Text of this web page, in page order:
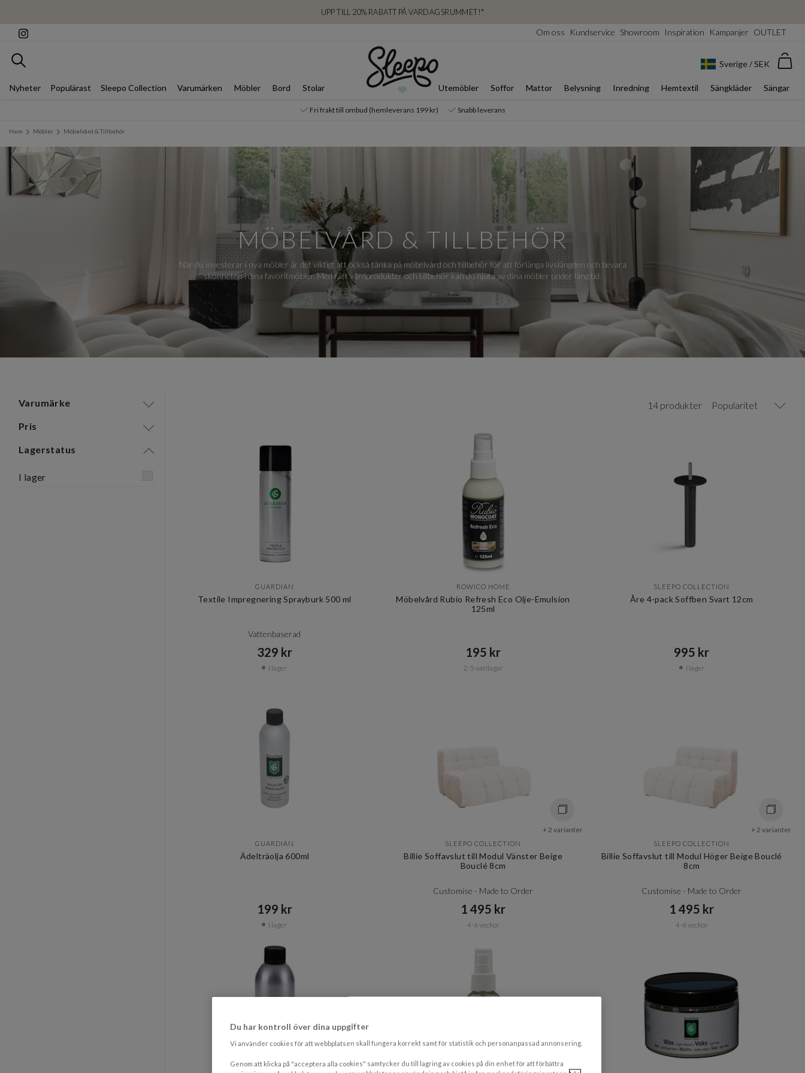
UPP TILL 20% RABATT PÅ VARDAGSRUMMET!*
Om oss Kundservice Showroom Inspiration Kampanjer OUTLET
Sök Sverige / SEK
Nyheter Populärast Sleepo Collection Varumärken Möbler Bord Stolar Utemöbler Soffor Mattor Belysning Inredning Hemtextil Sängkläder Sängar
Fri frakt till ombud (hemleverans 199 kr) Snabb leverans
Hem Möbler Möbelvård & Tillbehör
MÖBELVÅRD & TILLBEHÖR
När du investerar i nya möbler är det viktigt att också tänka på möbelvård och tillbehör för att förlänga livslängden och bevara
skönheten i dina favoritmöbler. Med rätt vårdprodukter och tillbehör kan du njuta av dina möbler under lång tid.
Varumärke
Pris
Lagerstatus
I lager
14 produkter Popularitet
GUARDIAN
Textile Impregnering Sprayburk 500 ml
Vattenbaserad
329 kr​​
I lager
ROWICO HOME
Möbelvård Rubio Refresh Eco Olje-Emulsion
125ml
195 kr​​
2-5 vardagar
SLEEPO COLLECTION
Åre 4-pack Soffben Svart 12cm
995 kr​​
I lager
GUARDIAN
Ädelträolja 600ml
199 kr​​
I lager
+ 2 varianter
SLEEPO COLLECTION
Billie Soffavslut till Modul Vänster Beige
Bouclé 8cm
Customise - Made to Order
1 495 kr​​
4-6 veckor
+ 2 varianter
SLEEPO COLLECTION
Billie Soffavslut till Modul Höger Beige Bouclé
8cm
Customise - Made to Order
1 495 kr​​
4-6 veckor
Du har kontroll över dina uppgifter
Vi använder cookies för att webbplatsen skall fungera korrekt samt för statistik och personanpassad annonsering.
Genom att klicka på "acceptera alla cookies" samtycker du till lagring av cookies på din enhet för att förbättra